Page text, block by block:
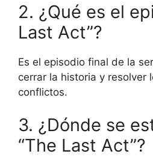
2. ¿Qué es el
Last Act”?
Es el episodio final de la
cerrar la historia y resolver
conflictos.
3. ¿Dónde se
“The Last Act”?